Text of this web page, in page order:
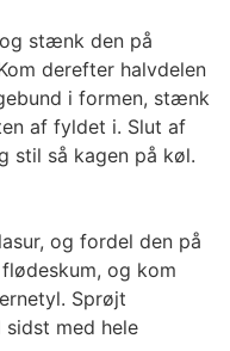
stænk den på
derefter halvdelen
i formen, stænk
af fyldet i. Slut af
stil så kagen på køl.
og fordel den på
og kom
Sprøjt
med hele